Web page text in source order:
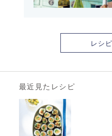
レシ
最近見たレシピ